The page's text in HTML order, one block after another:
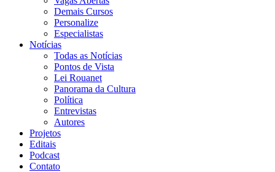
Demais Cursos
Personalize
Especialistas
Notícias
Todas as Notícias
Pontos de Vista
Lei Rouanet
Panorama da Cultura
Política
Entrevistas
Autores
Projetos
Editais
Podcast
Contato